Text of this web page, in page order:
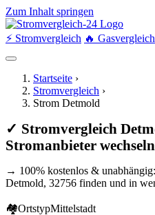
Zum Inhalt springen
⚡ Stromvergleich 🔥 Gasvergleich
Startseite ›
Stromvergleich ›
Strom Detmold
✓ Stromvergleich
Stromanbieter
→ 100% kostenlos &
Detmold, 32756 finden und in
🏘OrtstypMittelstadt